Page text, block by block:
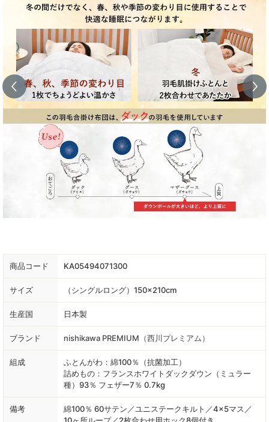
商品コード KA05494071300
サイズ （シングルロング）150×210cm
生産国 日本製
ブランド nishikawa PREMIUM（西川プレミアム）
組成
ふとんがわ：綿100％（抗菌加工）
詰めもの：フランスホワイトダックダウン（ミュラー
種）93％ フェザー7％ 0.7kg
備考
綿100％ 60サテン／ユニステークキルト／4×5マス／